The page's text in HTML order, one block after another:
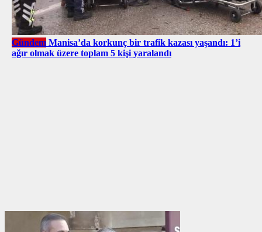
Gündem Manisa’da korkunç bir trafik kazası yaşandı: 1’i
ağır olmak üzere toplam 5 kişi yaralandı